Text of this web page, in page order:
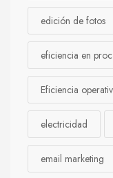
edición de fotos
eficiencia en
Eficiencia
electricidad
email marketing